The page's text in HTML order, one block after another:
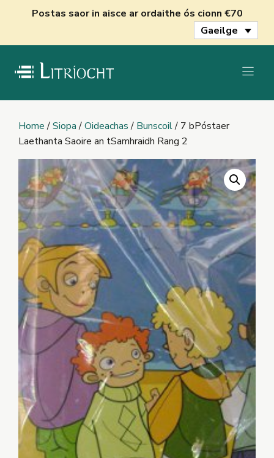
Postas saor in aisce ar ordaithe ós cionn €70
Gaeilge
Home/Siopa/Oideachas/ Bunscoil/ 7 bPóstaer
Laethanta Saoire an tSamhraidh Rang 2